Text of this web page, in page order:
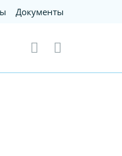
Документы